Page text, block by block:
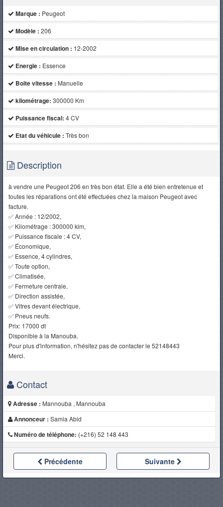
Marque : Peugeot
Modèle : 206
Mise en circulation : 12-2002
Energie : Essence
Boite vitesse : Manuelle
kilométrage: 300000 Km
Puissance fiscal: 4 CV
Etat du véhicule : Très bon
Description
à vendre une Peugeot 206 en très bon état. Elle a été bien entretenue et
toutes les réparations ont été effectuées chez la maison Peugeot avec
facture.
✅ Année : 12/2002,
✅ Kilométrage : 300000 klm,
✅ Puissance fiscale : 4 CV,
✅ Économique,
✅ Essence, 4 cylindres,
✅ Toute option,
✅ Climatisée,
✅ Fermeture centrale,
✅ Direction assistée,
✅ Vitres devant électrique,
✅ Pneus neufs.
Prix: 17000 dt
Disponible à la Manouba.
Pour plus d'information, n'hésitez pas de contacter le 52148443
Merci.
Contact
Adresse : Mannouba , Mannouba
Annonceur : Samia Abid
Numéro de téléphone: (+216) 52 148 443
Précédente Suivante